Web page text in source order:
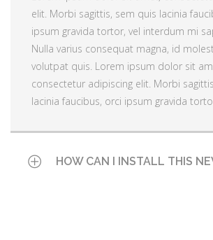
volutpat quis. Lorem ipsum dolor sit
consectetur adipiscing elit. Morbi
lacinia faucibus, orci ipsum gravida
elit. Morbi sagittis, sem quis lacinia
ipsum gravida tortor, vel interdum mi
Nulla varius consequat magna, id
volutpat quis. Lorem ipsum dolor sit
consectetur adipiscing elit. Morbi
lacinia faucibus, orci ipsum gravida
HOW CAN I INSTALL THIS